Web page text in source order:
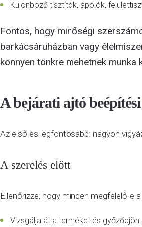
Különböző tisztítók, ápolók,
Fontos, hogy minőségi
barkácsáruházban vagy
könnyen tönkre mehetnek munka
A bejárati ajtó beépítési
Az első és legfontosabb: nagyon
A szerelés előtt
Ellenőrizze, hogy minden megfelelő-e
Vizsgálja át a terméket és